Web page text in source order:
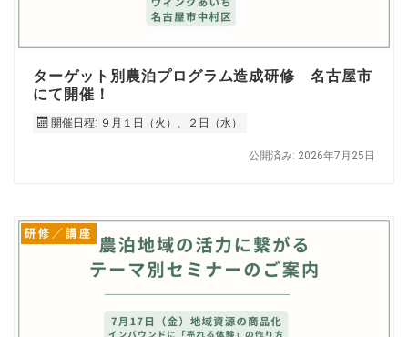
ターゲット別農泊プログラム造成研修 名古屋市
にて開催！
開催日程: ９月１日（火）、２日（水）
公開済み: 2026年7月25日
研修／講座